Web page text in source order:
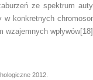
ze spektrum
konkretnych
wpływów[18].
2012.